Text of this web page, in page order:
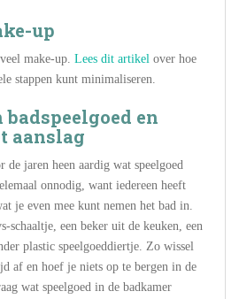
up
make-up. Lees dit artikel over hoe
stappen kunt minimaliseren.
badspeelgoed en
aanslag
jaren heen aardig wat speelgoed
onnodig, want iedereen heeft
je even mee kunt nemen het bad in.
schaaltje, een beker uit de keuken, een
plastic speelgoeddiertje. Zo wissel
af en hoef je niets op te bergen in de
wat speelgoed in de badkamer